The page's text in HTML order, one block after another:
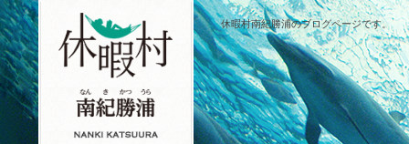
休暇村南紀勝浦のブログページです。